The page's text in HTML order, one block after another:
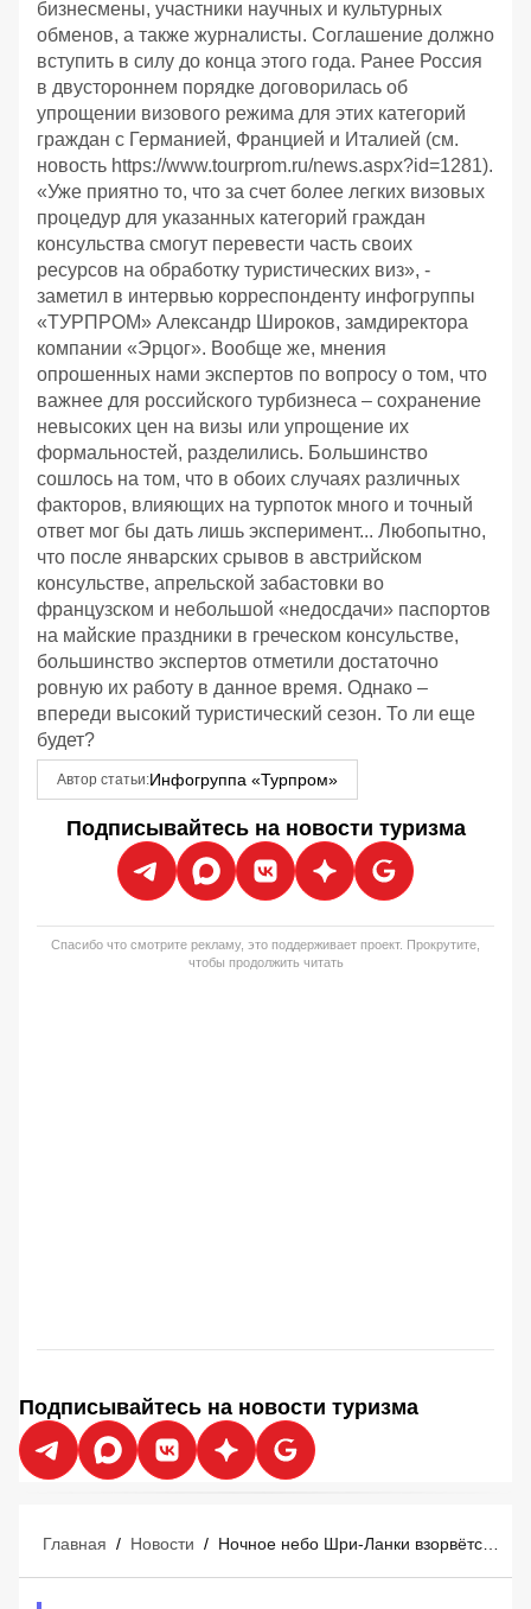
бизнесмены, участники научных и культурных
обменов, а также журналисты. Соглашение должно
вступить в силу до конца этого года. Ранее Россия
в двустороннем порядке договорилась об
упрощении визового режима для этих категорий
граждан с Германией, Францией и Италией (см.
новость https://www.tourprom.ru/news.aspx?id=1281).
«Уже приятно то, что за счет более легких визовых
процедур для указанных категорий граждан
консульства смогут перевести часть своих
ресурсов на обработку туристических виз», -
заметил в интервью корреспонденту инфогруппы
«ТУРПРОМ» Александр Широков, замдиректора
компании «Эрцог». Вообще же, мнения
опрошенных нами экспертов по вопросу о том, что
важнее для российского турбизнеса – сохранение
невысоких цен на визы или упрощение их
формальностей, разделились. Большинство
сошлось на том, что в обоих случаях различных
факторов, влияющих на турпоток много и точный
ответ мог бы дать лишь эксперимент... Любопытно,
что после январских срывов в австрийском
консульстве, апрельской забастовки во
французском и небольшой «недосдачи» паспортов
на майские праздники в греческом консульстве,
большинство экспертов отметили достаточно
ровную их работу в данное время. Однако –
впереди высокий туристический сезон. То ли еще
будет?
Автор статьи:Инфогруппа «Турпром»
Подписывайтесь на новости туризма
Спасибо что смотрите рекламу, это поддерживает проект. Прокрутите,
чтобы продолжить читать
Подписывайтесь на новости туризма
Главная / Новости /